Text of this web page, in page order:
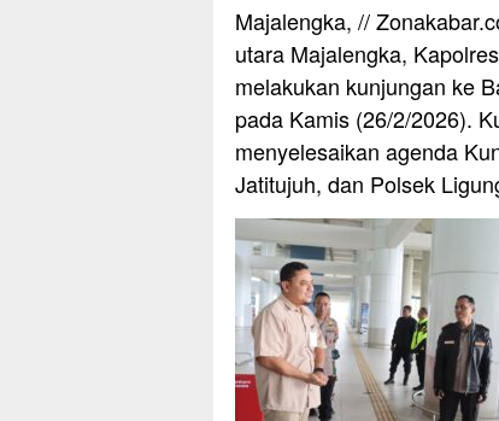
Majalengka, //
utara Majalengka,
melakukan kunjungan ke
pada Kamis (26/2/2026).
menyelesaikan agenda
Jatitujuh, dan Polsek